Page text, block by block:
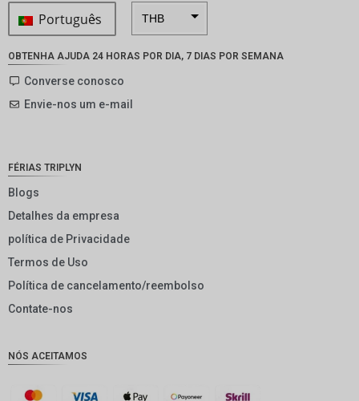
Português THB
GBP
AUD
OBTENHA AJUDA 24 HORAS POR DIA, 7 DIAS POR SEMANA
Converse conosco
Envie-nos um e-mail
FÉRIAS TRIPLYN
Blogs
Detalhes da empresa
política de Privacidade
Termos de Uso
Política de cancelamento/reembolso
Contate-nos
NÓS ACEITAMOS